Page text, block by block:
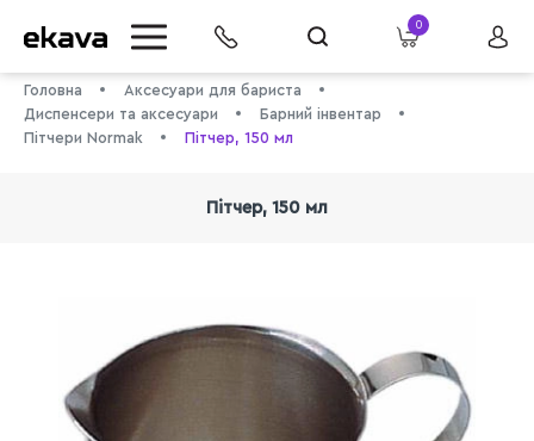
0
Головна
Аксесуари для бариста
Диспенсери та аксесуари
Барний інвентар
Пітчери Normak
Пітчер, 150 мл
Пітчер, 150 мл